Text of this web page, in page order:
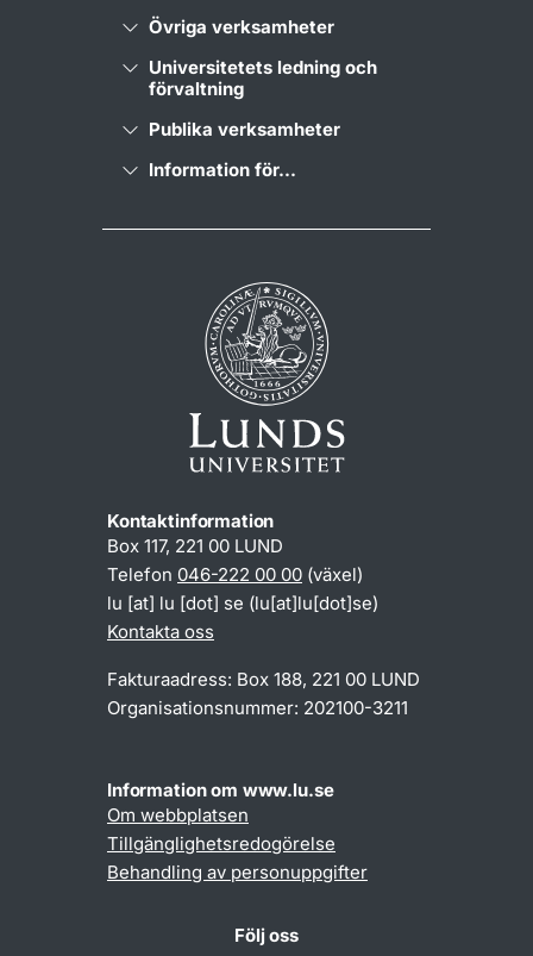
Övriga verksamheter
Universitetets ledning och
förvaltning
Publika verksamheter
Information för...
Kontaktinformation
Box 117, 221 00 LUND
Telefon 046-222 00 00 (växel)
lu [at] lu [dot] se (lu[at]lu[dot]se)
Kontakta oss
Fakturaadress: Box 188, 221 00 LUND
Organisationsnummer: 202100-3211
Information om www.lu.se
Om webbplatsen
Tillgänglighetsredogörelse
Behandling av personuppgifter
Följ oss